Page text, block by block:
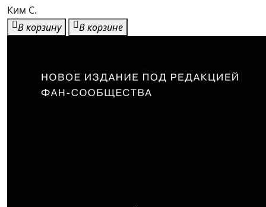
Ким С.
В корзину
В корзине